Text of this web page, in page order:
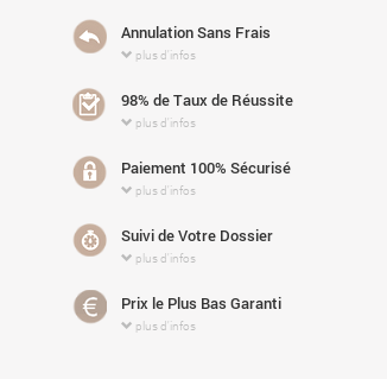
Annulation Sans Frais
plus d'infos
98% de Taux de Réussite
plus d'infos
Paiement 100% Sécurisé
plus d'infos
Suivi de Votre Dossier
plus d'infos
Prix le Plus Bas Garanti
plus d'infos